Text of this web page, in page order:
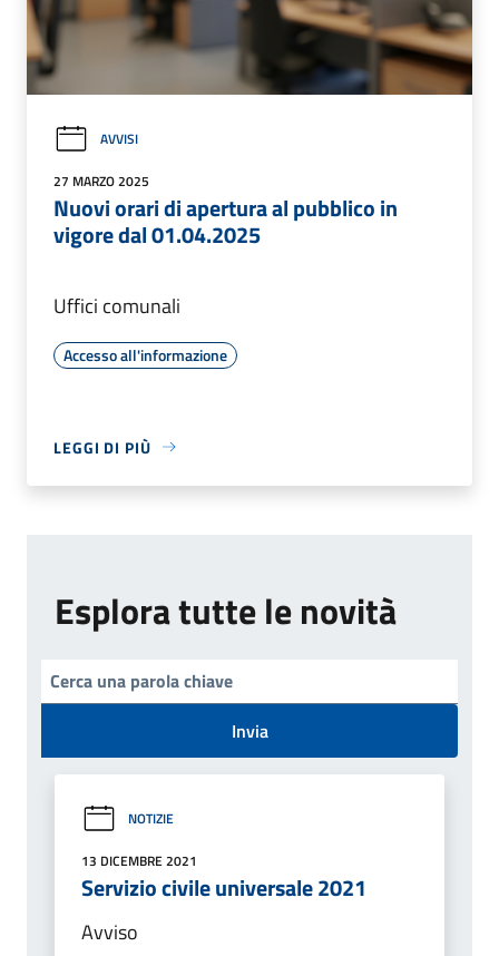
AVVISI
27 MARZO 2025
Nuovi orari di apertura al pubblico in
vigore dal 01.04.2025
Uffici comunali
Accesso all'informazione
LEGGI DI PIÙ
Esplora tutte le novità
Invia
NOTIZIE
13 DICEMBRE 2021
Servizio civile universale 2021
Avviso